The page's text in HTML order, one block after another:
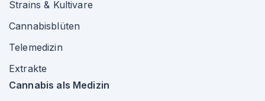
Strains & Kultivare
Cannabisblüten
Telemedizin
Extrakte
Cannabis als Medizin